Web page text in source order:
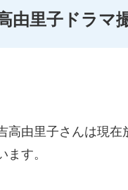
由里子ドラマ
高由里子さんは現
ます。